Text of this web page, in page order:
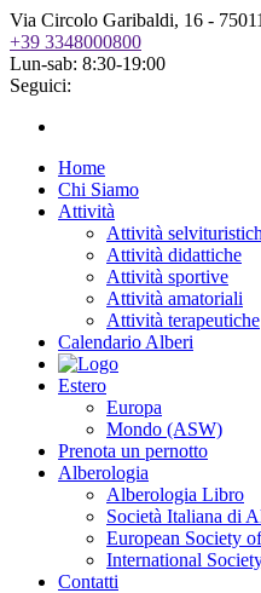
Via Circolo Garibaldi, 16 -
+39 3348000800
Lun-sab: 8:30-19:00
Seguici:
Home
Chi Siamo
Attività
Attività
Attività didattiche
Attività sportive
Attività amatoriali
Attività terapeutiche
Calendario Alberi
Estero
Europa
Mondo (ASW)
Prenota un pernotto
Alberologia
Alberologia Libro
Società Italiana di
European Society
International
Contatti